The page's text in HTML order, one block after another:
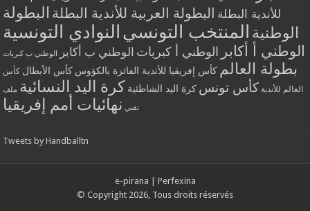
للأندية البطلة البطولة العربية للأندية البطلة البطولة
الوطنية المنتخب التونسي النوادي التونسية
الوطني أ أكابر الوطني أ كبريات الوطني ب أكابر الوطني ب كبريات
بطولة العالم كأس إفريقيا للأندية الفائزة بالكؤوس كأس الأبطال كأس
العالم للأندية كأس تونس كرة اليد الشاطئية كرة اليد النسائية ملف
تقني نهائيات أمم إفريقيا
Tweets by Handballtn
e-pirana
Perfexina
© Copyright 2026, Tous droits réservés